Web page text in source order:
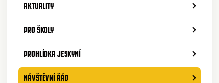
AKTUALITY
PRO ŠKOLY
PROHLÍDKA JESKYNÍ
NÁVŠTĚVNÍ ŘÁD